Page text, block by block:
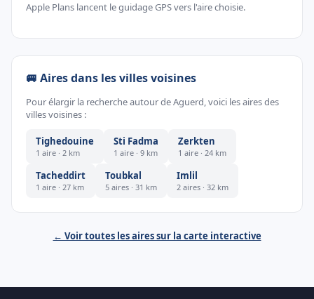
Apple Plans lancent le guidage GPS vers l'aire choisie.
🚐 Aires dans les villes voisines
Pour élargir la recherche autour de Aguerd, voici les aires des
villes voisines :
Tighedouine
1 aire · 2 km
Sti Fadma
1 aire · 9 km
Zerkten
1 aire · 24 km
Tacheddirt
1 aire · 27 km
Toubkal
5 aires · 31 km
Imlil
2 aires · 32 km
← Voir toutes les aires sur la carte interactive